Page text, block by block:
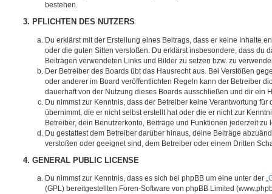
bestehen.
3. PFLICHTEN DES NUTZERS
Du erklärst mit der Erstellung eines Beitrags, dass er keine Inhalte
oder die guten Sitten verstoßen. Du erklärst insbesondere, dass du
Beiträgen verwendeten Links und Bilder zu setzen bzw. zu
Der Betreiber des Boards übt das Hausrecht aus. Bei Verstößen
oder anderer im Board veröffentlichten Regeln kann der Betreiber
dauerhaft von der Nutzung dieses Boards ausschließen und dir ein
Du nimmst zur Kenntnis, dass der Betreiber keine Verantwortung für
übernimmt, die er nicht selbst erstellt hat oder die er nicht zur
Betreiber, dein Benutzerkonto, Beiträge und Funktionen jederzeit zu
Du gestattest dem Betreiber darüber hinaus, deine Beiträge
verstoßen oder geeignet sind, dem Betreiber oder einem Dritten
4. GENERAL PUBLIC LICENSE
Du nimmst zur Kenntnis, dass es sich bei phpBB um eine unter der „
(GPL) bereitgestellten Foren-Software von phpBB Limited